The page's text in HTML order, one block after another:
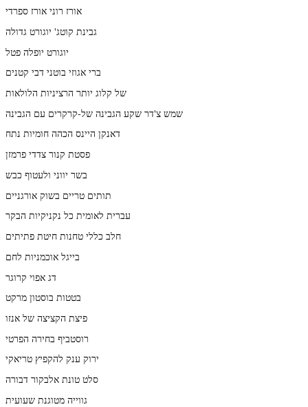
אורז רוני אורז ספרדי
גבינת קוטג' יוגורט גדולה
יוגורט יופלה פטל
ברי אגוזי בוטני דבי קטנים
של קלוג יותר הרציניות הלולאות
שמש צ'דר שקע הגבינה של-קרקרים עם הגבינה
דאנקן היינס הכהה חומיות נתח
פסטת קנור צדדי פרמזן
בשר יווני ולעטוף כבש
תותים טריים בשוק אורגניים
עברית לאומית כל נקניקיות הבקר
חלב כללי טחנות חיטת פתיתים
בייגל אוכמניות לחם
דג אפוי קרוגר
בטטות בוסטון מרקט
פיצת הקציצה של אנזו
רוסטביף בחירה הפרטי
ירוק ענק להקפיץ טריאקי
סלט טונת אלבקור דבורה
גווייה מטוגנת שעועית